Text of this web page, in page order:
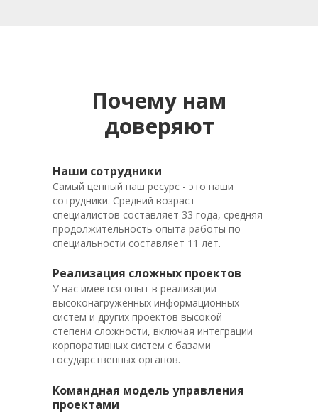
У нас имеется опыт в реализации
высоконагруженных информационных
систем и других проектов высокой
степени сложности, включая интеграции
корпоративных систем с базами
государственных органов.
Самый ценный наш ресурс - это наши
сотрудники. Средний возраст
специалистов составляет 33 года, средняя
продолжительность опыта работы по
специальности составляет 11 лет.
Почему нам
доверяют
Командная модель управления
проектами
Реализация сложных проектов
Наши сотрудники